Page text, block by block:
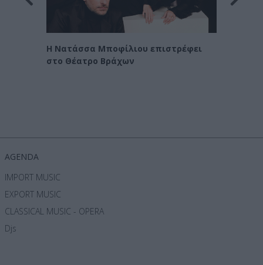
Η Νατάσσα Μποφίλιου επιστρέφει
στο Θέατρο Βράχων
AGENDA
IMPORT MUSIC
EXPORT MUSIC
CLASSICAL MUSIC - OPERA
Djs